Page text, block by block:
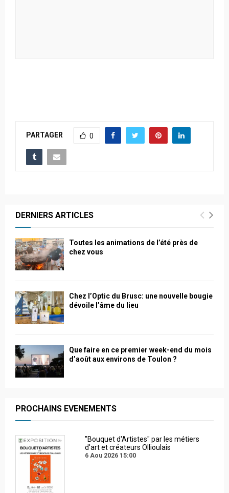
PARTAGER 0
DERNIERS ARTICLES
Toutes les animations de l’été près de
chez vous
Chez l’Optic du Brusc: une nouvelle bougie
dévoile l’âme du lieu
Que faire en ce premier week-end du mois
d’août aux environs de Toulon ?
PROCHAINS EVENEMENTS
"Bouquet d'Artistes" par les métiers
d'art et créateurs Ollioulais
6 Aou 2026 15:00